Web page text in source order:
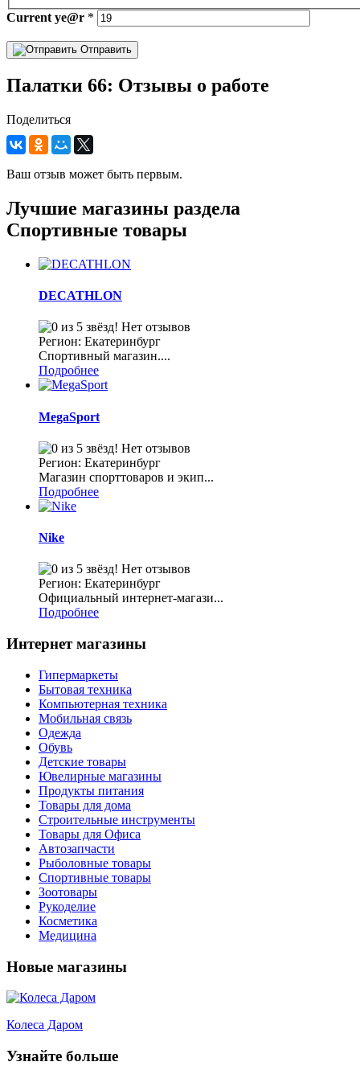
Current ye@r *
Отправить
Палатки 66: Отзывы о работе
Поделиться
Ваш отзыв может быть первым.
Лучшие магазины раздела
Спортивные товары
DECATHLON
Нет отзывов
Регион: Екатеринбург
Спортивный магазин....
Подробнее
MegaSport
Нет отзывов
Регион: Екатеринбург
Магазин спорттоваров и экип...
Подробнее
Nike
Нет отзывов
Регион: Екатеринбург
Официальный интернет-магази...
Подробнее
Интернет магазины
Гипермаркеты
Бытовая техника
Компьютерная техника
Мобильная связь
Одежда
Обувь
Детские товары
Ювелирные магазины
Продукты питания
Товары для дома
Строительные инструменты
Товары для Офиса
Автозапчасти
Рыболовные товары
Спортивные товары
Зоотовары
Рукоделие
Косметика
Медицина
Новые магазины
Колеса Даром
Узнайте больше